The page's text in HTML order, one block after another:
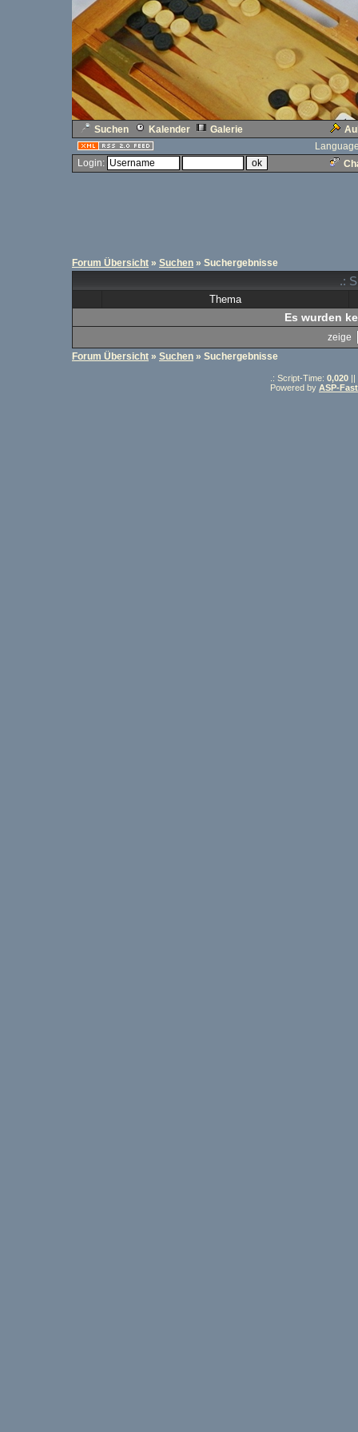
Suchen Kalender Galerie
Login:
Forum Übersicht » Suchen » Suchergebnisse
.:
Thema
Es wurden
zeige
Forum Übersicht » Suchen » Suchergebnisse
.: Script-Time: 0,020 ||
Powered by ASP-